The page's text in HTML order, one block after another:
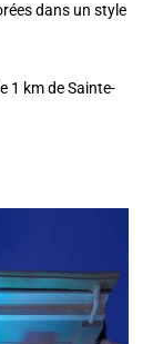
dans un style
1 km de Sainte-